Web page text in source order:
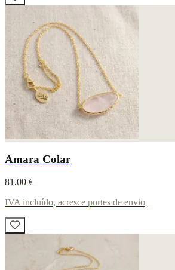
Amara Colar
81,00 €
IVA incluído, acresce portes de envio